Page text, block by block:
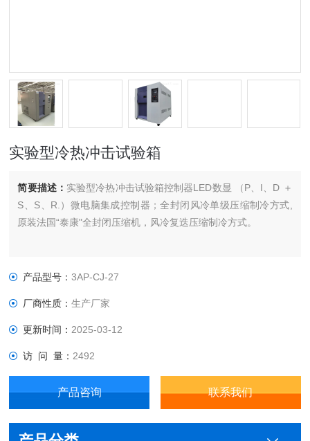
实验型冷热冲击试验箱
简要描述： 实验型冷热冲击试验箱控制器LED数显 （P、I、D ＋
S、S、R.）微电脑集成控制器；全封闭风冷单级压缩制冷方式,
原装法国“泰康"全封闭压缩机，风冷复迭压缩制冷方式。
产品型号：3AP-CJ-27
厂商性质：生产厂家
更新时间： 2025-03-12
访 问 量： 2492
产品咨询 联系我们